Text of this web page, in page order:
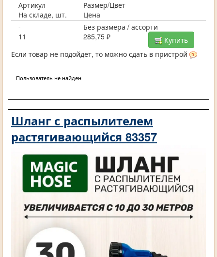
Артикул
Размер/Цвет
На складе, шт.
Цена
-
Без размера / ассорти
11
285,75 ₽
Купить
Если товар не подойдет, то можно сдать в пристрой
Пользователь не найден
Шланг с распылителем
растягивающийся 83357